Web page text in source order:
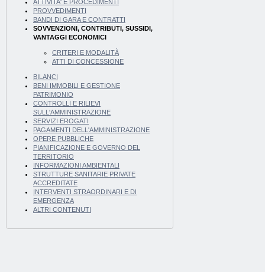
ATTIVITA' E PROCEDIMENTI
PROVVEDIMENTI
BANDI DI GARA E CONTRATTI
SOVVENZIONI, CONTRIBUTI, SUSSIDI,
VANTAGGI ECONOMICI
CRITERI E MODALITÀ
ATTI DI CONCESSIONE
BILANCI
BENI IMMOBILI E GESTIONE
PATRIMONIO
CONTROLLI E RILIEVI
SULL'AMMINISTRAZIONE
SERVIZI EROGATI
PAGAMENTI DELL'AMMINISTRAZIONE
OPERE PUBBLICHE
PIANIFICAZIONE E GOVERNO DEL
TERRITORIO
INFORMAZIONI AMBIENTALI
STRUTTURE SANITARIE PRIVATE
ACCREDITATE
INTERVENTI STRAORDINARI E DI
EMERGENZA
ALTRI CONTENUTI